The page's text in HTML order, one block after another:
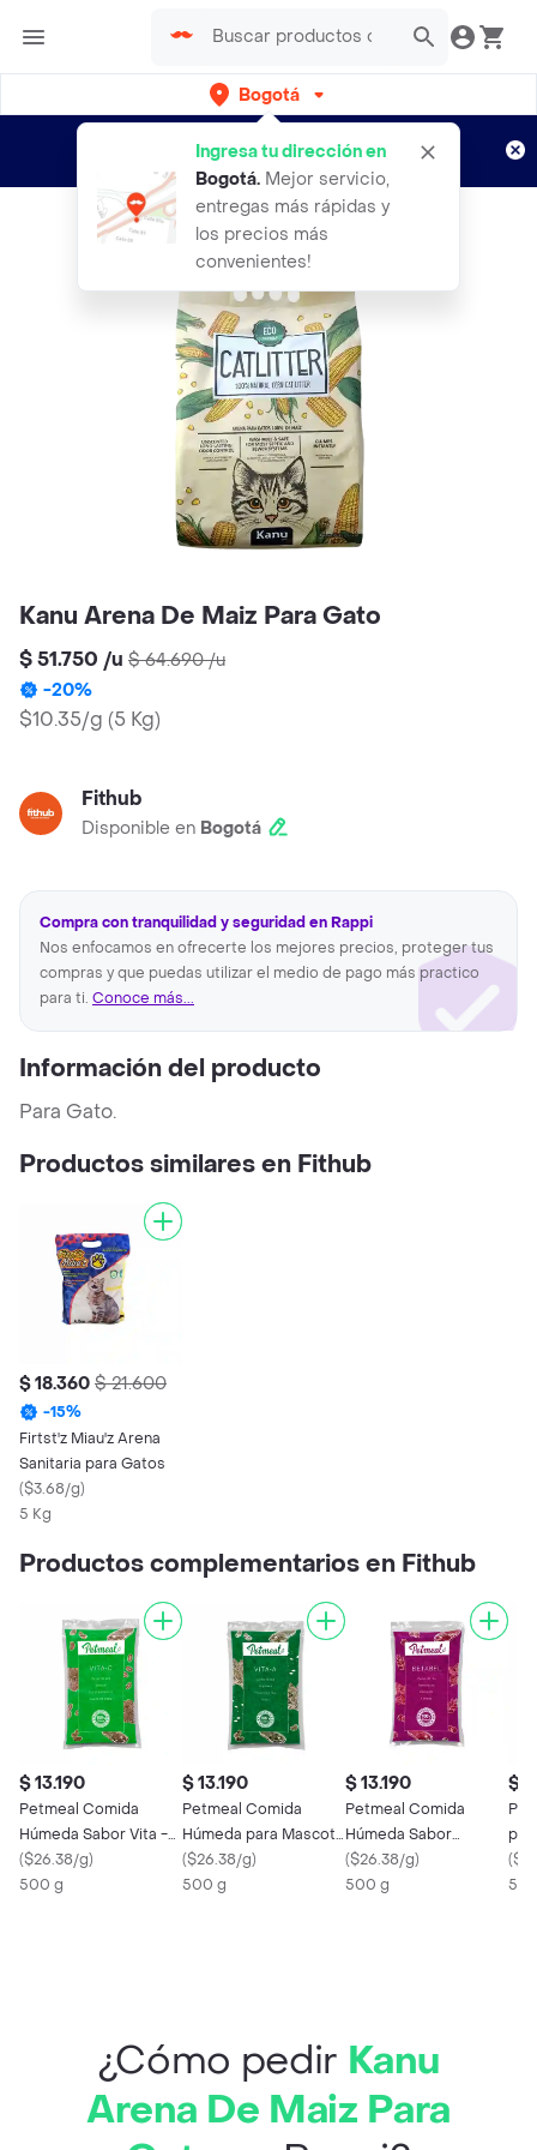
Bogotá
Ingresa tu dirección en
Bogotá. Mejor servicio,
entregas más rápidas y
los precios más
convenientes!
envíos gratis por semanas
Aplican TyC
Kanu Arena De Maiz Para Gato
$ 51.750 /u $ 64.690/u
-20%
$10.35/g (5 Kg)
Fithub
Disponible en Bogotá
Compra con tranquilidad y seguridad en Rappi
Nos enfocamos en ofrecerte los mejores precios, proteger tus
compras y que puedas utilizar el medio de pago más practico
para ti. Conoce más...
Información del producto
Para Gato.
Productos similares en Fithub
$ 18.360 $ 21.600
-15%
Firtst'z Miau'z Arena
Sanitaria para Gatos
($3.68/g)
5 Kg
Productos complementarios en Fithub
$ 13.190
Petmeal Comida
Húmeda Sabor Vita -
C - 500 g
($26.38/g)
500 g
$ 13.190
Petmeal Comida
Húmeda para Mascota
Sabor Vita - A
($26.38/g)
500 g
$ 13.190
Petmeal Comida
Húmeda Sabor
Betabel
($26.38/g)
500 g
$
(
¿Cómo pedir Kanu
Arena De Maiz Para